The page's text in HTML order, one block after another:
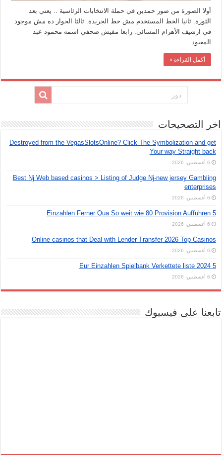
أولا الصورة من صور حمدين في حملة الانتخابات الرئاسية .. يعني بعد
الثورة. ثانيا الخط المستخدم مش خط الجريدة. ثالثا الحوار ده مش موجود
في ارشيف الأهرام المسائي. رابعا مفيش صحفي اسمه محمود عبد
المعبود.
أكمل القراءة »
اخر التصحيحات
Destroyed from the VegasSlotsOnline? Click The Symbolization and get
Your way Straight back
6 أغسطس، 2026
Best Nj Web based casinos > Listing of Judge Nj-new jersey Gambling
enterprises
6 أغسطس، 2026
5 Einzahlen Ferner Qua So weit wie 80 Provision Aufführen
6 أغسطس، 2026
Online casinos that Deal with Lender Transfer 2026 Top Casinos
6 أغسطس، 2026
5 Eur Einzahlen Spielbank Verkettete liste 2024
6 أغسطس، 2026
تابعنا على فيسبوك